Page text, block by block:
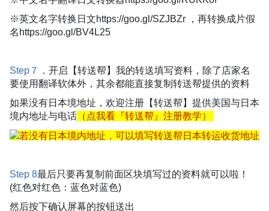
※英文名字转换日文https://goo.gl/SZJBZr
，再转换成片假
名 https://goo.gl/BV4L25
Step７
．开启【转送帮】我的转送填写资料，除了店家名
要使用翻译软体外，其余都能直接复制转送帮提供的资料
如果没有日本境地址，欢迎注册【转送帮】提供美国与日本
境内地址与电话 （点我看『转送帮』注册教学）
Step 8最后只要再复制前面区块填写过的资料就可以啦！
(红色对红色：蓝色对蓝色)
然后按下确认屏幕的按钮送出